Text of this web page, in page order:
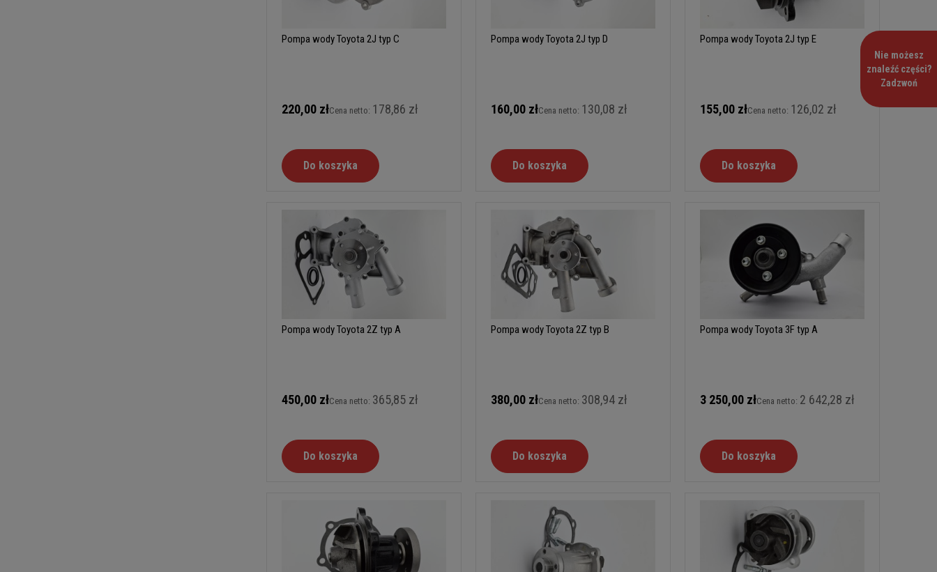
Pompa wody Toyota 2J typ C
220,00 złCena netto: 178,86 zł
Do koszyka
Pompa wody Toyota 2J typ D
160,00 złCena netto: 130,08 zł
Do koszyka
Pompa wody Toyota 2J typ E
155,00 złCena netto: 126,02 zł
Do koszyka
Pompa wody Toyota 2Z typ A
450,00 złCena netto: 365,85 zł
Do koszyka
Pompa wody Toyota 2Z typ B
380,00 złCena netto: 308,94 zł
Do koszyka
Pompa wody Toyota 3F typ A
3 250,00 złCena netto: 2 642,28 zł
Do koszyka
Nie możesz
znaleźć części?
Zadzwoń